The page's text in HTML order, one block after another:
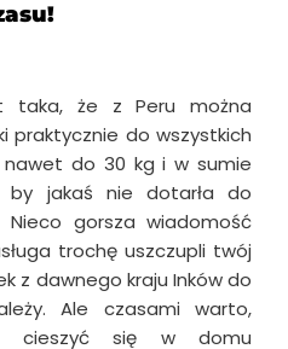
taka, że z Peru można
praktycznie do wszystkich
nawet do 30 kg i w sumie
by jakaś nie dotarła do
Nieco gorsza wiadomość
trochę uszczupli twój
z dawnego kraju Inków do
Ale czasami warto,
cieszyć się w domu